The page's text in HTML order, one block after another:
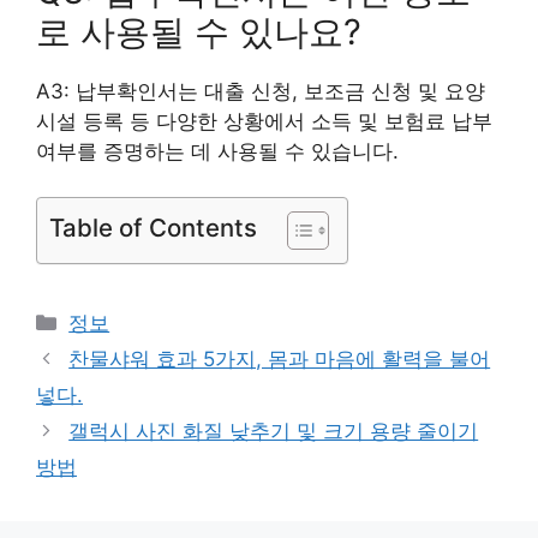
로 사용될 수 있나요?
A3: 납부확인서는 대출 신청, 보조금 신청 및 요양
시설 등록 등 다양한 상황에서 소득 및 보험료 납부
여부를 증명하는 데 사용될 수 있습니다.
Table of Contents
카
테
리
정보
찬물샤워 효과 5가지, 몸과 마음에 활력을 불어
넣다.
갤럭시 사진 화질 낮추기 및 크기 용량 줄이기
방법